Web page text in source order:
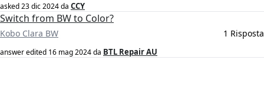
asked23 dic 2024da CCY
Switch from BW to Color?
Kobo Clara BW 1 Risposta
answer edited 16 mag 2024da BTL Repair AU